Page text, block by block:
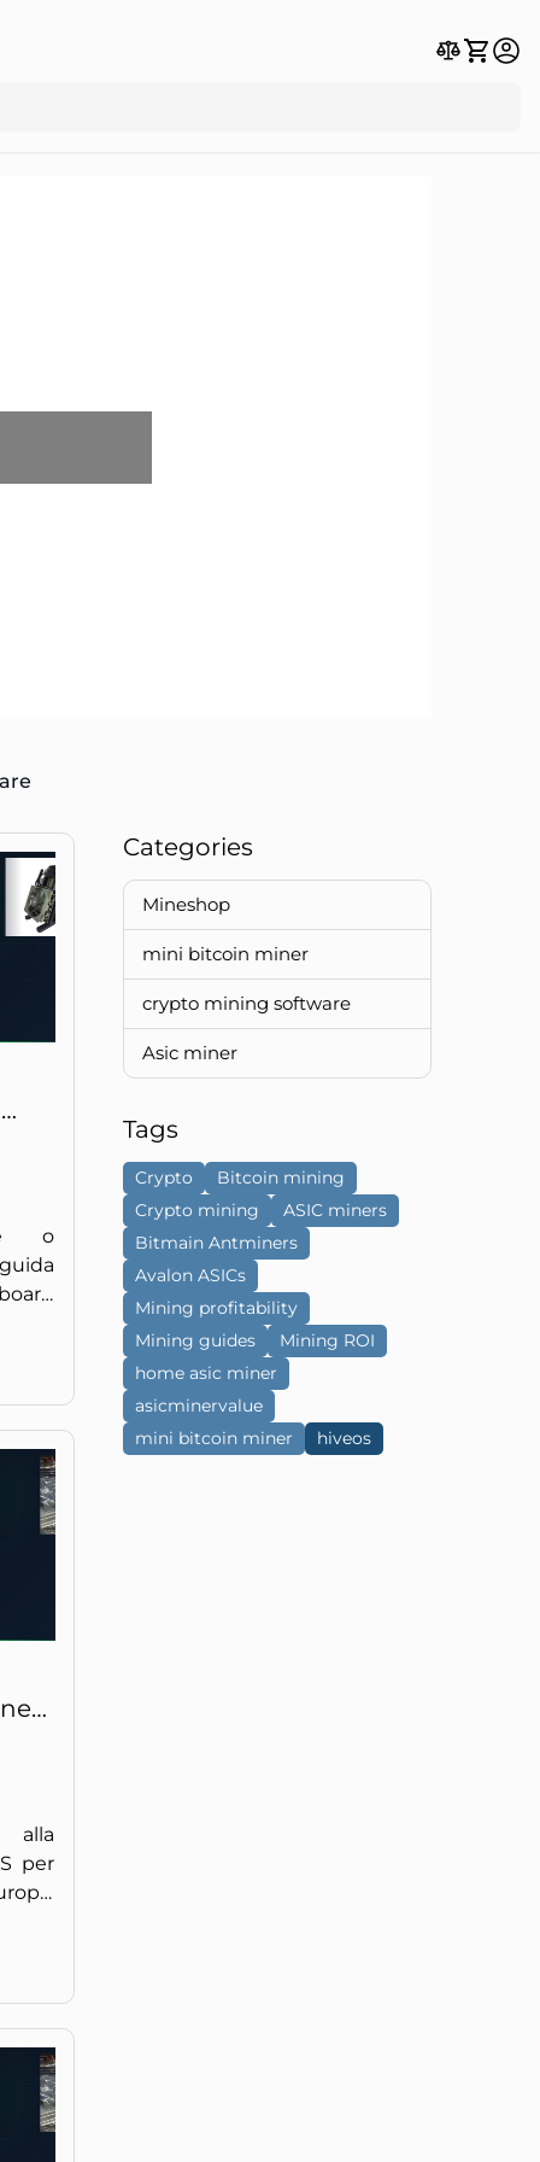
o
alla
per
Categories
Mineshop
mini bitcoin miner
crypto mining software
Asic miner
Tags
Crypto
Bitcoin mining
Crypto mining
ASIC miners
Bitmain Antminers
Avalon ASICs
Mining profitability
Mining guides
Mining ROI
home asic miner
asicminervalue
mini bitcoin miner
hiveos